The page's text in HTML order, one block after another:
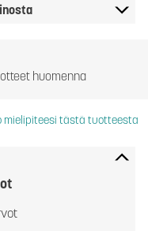
huomenna
mielipiteesi tästä tuotteesta